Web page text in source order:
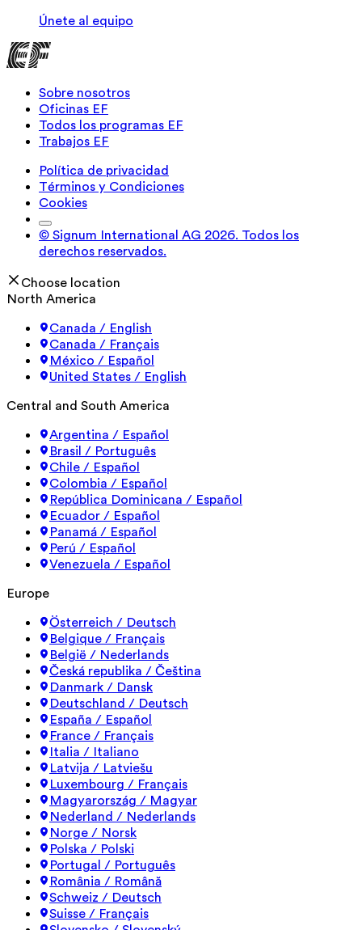
Únete al equipo
Sobre nosotros
Oficinas EF
Todos los programas EF
Trabajos EF
Política de privacidad
Términos y Condiciones
Cookies
© Signum International AG 2026. Todos los
derechos reservados.
Choose location
North America
Canada / English
Canada / Français
México / Español
United States / English
Central and South America
Argentina / Español
Brasil / Português
Chile / Español
Colombia / Español
República Dominicana / Español
Ecuador / Español
Panamá / Español
Perú / Español
Venezuela / Español
Europe
Österreich / Deutsch
Belgique / Français
België / Nederlands
Česká republika / Čeština
Danmark / Dansk
Deutschland / Deutsch
España / Español
France / Français
Italia / Italiano
Latvija / Latviešu
Luxembourg / Français
Magyarország / Magyar
Nederland / Nederlands
Norge / Norsk
Polska / Polski
Portugal / Português
România / Română
Schweiz / Deutsch
Suisse / Français